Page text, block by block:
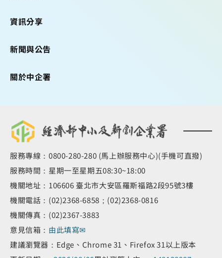
資訊分享
新聞與公告
關於中企署
服務專線：0800-280-280 (馬上辦服務中心)(手機可直撥)
服務時間：星期一至星期五08:30~18:00
機關地址：106606 臺北市大安區羅斯福路2段95號3樓
機關電話：(02)2368-6858；(02)2368-0816
機關傳真：(02)2367-3883
意見信箱： 由此填寫✉
建議瀏覽器：Edge、Chrome 31、Firefox 31以上版本